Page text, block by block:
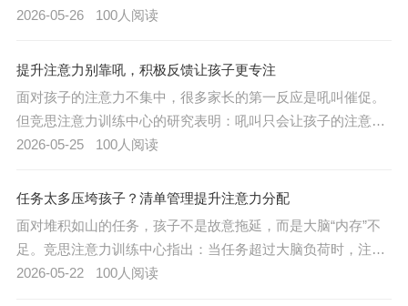
睡眠质量是提升注意力的生理基石，睡前1小时的电子屏幕使
2026-05-26 100人阅读
提升注意力别靠吼，积极反馈让孩子更专注
面对孩子的注意力不集中，很多家长的第一反应是吼叫催促。
但竞思注意力训练中心的研究表明：吼叫只会让孩子的注意力
缺陷更加严重，而积极的反馈才是提升注意力的有效“催化
2026-05-25 100人阅读
任务太多压垮孩子？清单管理提升注意力分配
面对堆积如山的任务，孩子不是故意拖延，而是大脑“内存”不
足。竞思注意力训练中心指出：当任务超过大脑负荷时，注意
力不集中就会爆发。用清单管理帮孩子理清头绪，是提升注意
2026-05-22 100人阅读